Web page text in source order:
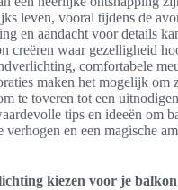
leven, vooral tijdens de
en aandacht voor details
creëren waar gezelligheid
comfortabele
maken het mogelijk om
te toveren tot een
tips en ideeën om
verhogen en een magische
kiezen voor je balkon